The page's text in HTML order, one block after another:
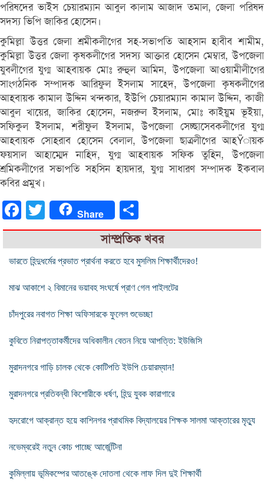
পরিষদের ভাইস চেয়ারম্যান আবুল কালাম আজাদ তমাল, জেলা পরিষদ
সদস্য ভিপি জাকির হোসেন।
কুমিল্লা উত্তর জেলা শ্রমীকলীগের সহ-সভাপতি আহসান হাবীব শামীম,
কুমিল্লা উত্তর জেলা কৃষকলীগের সদস্য আক্তার হোসেন মেম্বার, উপজেলা
যুবলীগের যুগ্ম আহবায়ক মোঃ রুহুল আমিন, উপজেলা আওয়ামীলীগের
সাংগঠনিক সম্পাদক আরিফুল ইসলাম সাহেদ, উপজেলা কৃষকলীগের
আহবায়ক কামাল উদ্দিন খন্দকার, ইউপি চেয়ারম্যান কামাল উদ্দিন, কাজী
আবুল খায়ের, জাকির হোসেন, নজরুল ইসলাম, মোঃ কাইয়ুম ভূইয়া,
সফিকুল ইসলাম, শরীফুল ইসলাম, উপজেলা সেচ্ছাসেবকলীগের যুগ্ম
আহবায়ক সোহরাব হোসেন বেলাল, উপজেলা ছাত্রলীগের আহŸায়ক
ফয়সাল আহাম্মেদ নাহিদ, যুগ্ম আহবায়ক সফিক তুহিন, উপজেলা
শ্রমিকলীগের সভাপতি সহসিন হায়দার, যুগ্ম সাধারণ সম্পাদক ইকবাল
কবির প্রমুখ।
FacebookTwitter Share
সাম্প্রতিক খবর
ভারতে হিন্দুধর্মের প্রভাত প্রার্থনা করতে হবে মুসলিম শিক্ষার্থীদেরও!
মাঝ আকাশে ২ বিমানের ভয়াবহ সংঘর্ষে প্রাণ গেল পাইলটের
চাঁদপুরের নবাগত শিক্ষা অফিসারকে ফুলেল শুভেচ্ছা
কুবিতে নিরাপত্তাকর্মীদের অধিকালীন বেতন নিয়ে আপত্তি: ইউজিসি
মুরাদনগরে গাড়ি চালক থেকে কোটিপতি ইউপি চেয়ারম্যান!
মুরাদনগরে প্রতিবন্ধী কিশোরীকে ধর্ষণ, হিন্দু যুবক কারাগারে
হৃদরোগে আক্রান্ত হয়ে কাশিনগর প্রাথমিক বিদ্যালয়ের শিক্ষক সালমা আক্তারের মৃত্যু
নভেম্বরেই নতুন কোচ পাচ্ছে আর্জেন্টিনা
কুমিল্লায় ভূমিকম্পের আতঙ্কে দোতলা থেকে লাফ দিল দুই শিক্ষার্থী